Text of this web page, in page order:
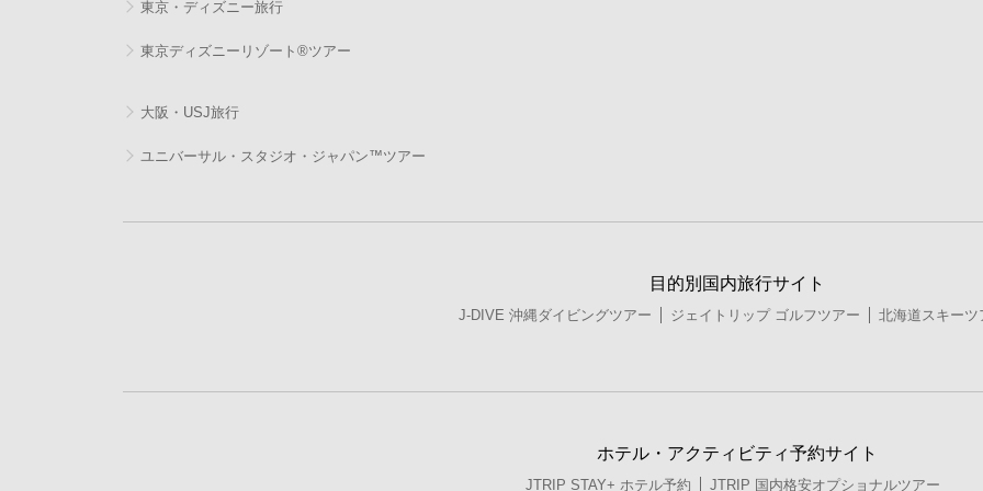
東京・ディズニー旅行
東京ディズニーリゾート®ツアー
大阪・USJ旅行
ユニバーサル・スタジオ・ジャパン™ツアー
目的別国内旅行サイト
J-DIVE 沖縄ダイビングツアー ジェイトリップ ゴルフツアー 北海道スキーツ
ホテル・アクティビティ予約サイト
JTRIP STAY+ ホテル予約 JTRIP 国内格安オプショナルツアー